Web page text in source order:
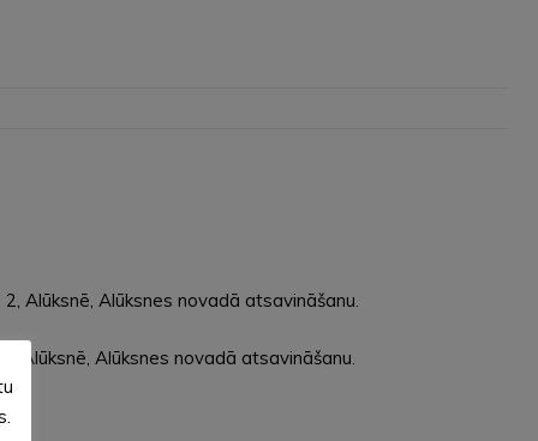
Alūksnē, Alūksnes novadā atsavināšanu.
Alūksnē, Alūksnes novadā atsavināšanu.